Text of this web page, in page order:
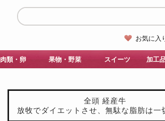
お気に入
肉類・卵 果物・野菜 スイーツ 加工
全頭 経産牛
放牧でダイエットさせ、無駄な脂肪は一